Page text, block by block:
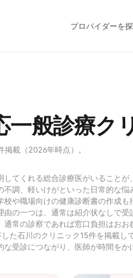
プロバイダーを
一般診療ク
載（2026年時点）。
てくれる総合診療医がいることが
調、軽いけがといった日常的な
や職場向けの健康診断書の作成
の一つは、通常は紹介状なしで
常の診察であれば窓口負担はおお
た石川のクリニック15件を掲載し
受診につながり、医師が時間を